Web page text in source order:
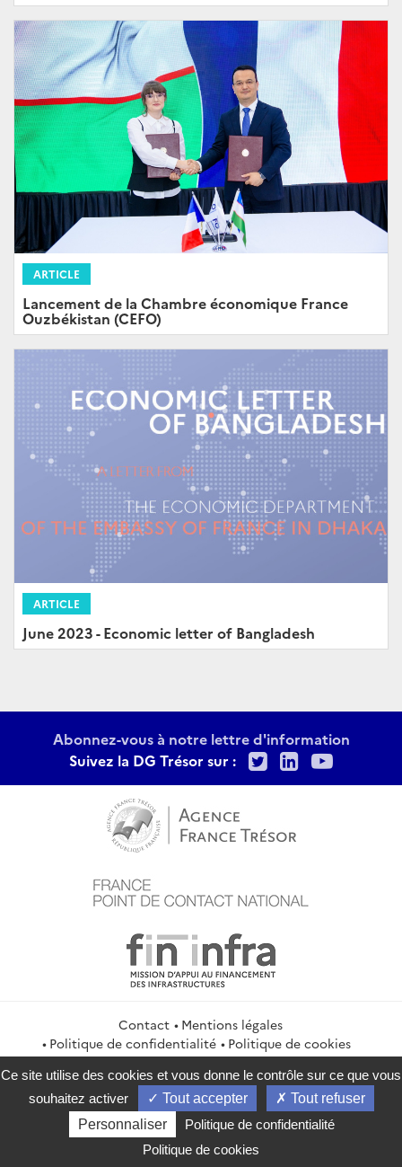
ARTICLE
Lancement de la Chambre économique France
Ouzbékistan (CEFO)
ARTICLE
June 2023 - Economic letter of Bangladesh
Abonnez-vous à notre lettre d'information
Suivez la DG Trésor sur :
TwitterLinkedIn
Contact
Mentions légales
Politique de confidentialité
Politique de cookies
Gestion des cookies
Flux RSS
service-public.gouv.fr
legifrance.gouv.fr
info.gouv.fr
data.gouv.fr
2026 Direction générale du Trésor
Ce site utilise des cookies et vous donne le contrôle sur ce que vous
souhaitez activer
Tout accepter
Tout refuser
Personnaliser
Politique de confidentialité
Politique de cookies